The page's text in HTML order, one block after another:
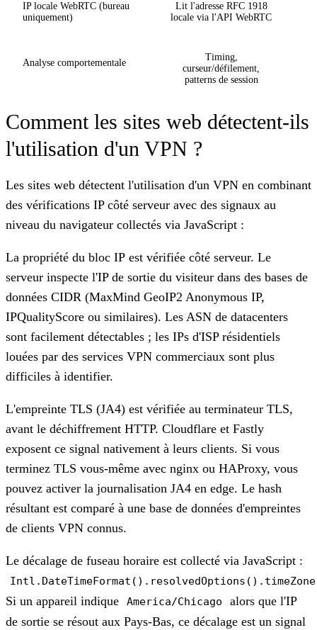
IP locale WebRTC (bureau
uniquement)
Lit l'adresse RFC 1918
locale via l'API WebRTC
Analyse comportementale
Timing,
curseur/défilement,
patterns de session
Comment les sites web détectent-ils
l'utilisation d'un VPN ?
Les sites web détectent l'utilisation d'un VPN en combinant
des vérifications IP côté serveur avec des signaux au
niveau du navigateur collectés via JavaScript :
La propriété du bloc IP est vérifiée côté serveur. Le
serveur inspecte l'IP de sortie du visiteur dans des bases de
données CIDR (MaxMind GeoIP2 Anonymous IP,
IPQualityScore ou similaires). Les ASN de datacenters
sont facilement détectables ; les IPs d'ISP résidentiels
louées par des services VPN commerciaux sont plus
difficiles à identifier.
L'empreinte TLS (JA4) est vérifiée au terminateur TLS,
avant le déchiffrement HTTP. Cloudflare et Fastly
exposent ce signal nativement à leurs clients. Si vous
terminez TLS vous-même avec nginx ou HAProxy, vous
pouvez activer la journalisation JA4 en edge. Le hash
résultant est comparé à une base de données d'empreintes
de clients VPN connus.
Le décalage de fuseau horaire est collecté via JavaScript :
Intl.DateTimeFormat().resolvedOptions().timeZone
Si un appareil indique America/Chicago
alors que l'IP
de sortie se résout aux Pays-Bas, ce décalage est un signal